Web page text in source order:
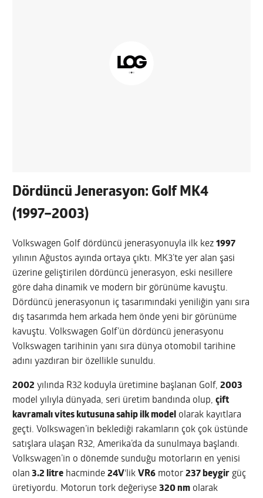
Dördüncü Jenerasyon: Golf MK4
(1997–2003)
Volkswagen Golf dördüncü jenerasyonuyla ilk kez1997
yılının Ağustos ayında ortaya çıktı. MK3’te yer alan şasi
üzerine geliştirilen dördüncü jenerasyon, eski nesillere
göre daha dinamik ve modern bir görünüme kavuştu.
Dördüncü jenerasyonun iç tasarımındaki yeniliğin yanı sıra
dış tasarımda hem arkada hem önde yeni bir görünüme
kavuştu. Volkswagen Golf’ün dördüncü jenerasyonu
Volkswagen tarihinin yanı sıra dünya otomobil tarihine
adını yazdıran bir özellikle sunuldu.
2002 yılında R32 koduyla üretimine başlanan Golf,2003
model yılıyla dünyada, seri üretim bandında olup,çift
kavramalı vites kutusuna sahip ilk model olarak kayıtlara
geçti. Volkswagen’in beklediği rakamların çok çok üstünde
satışlara ulaşan R32, Amerika’da da sunulmaya başlandı.
Volkswagen’in o dönemde sunduğu motorların en yenisi
olan 3.2 litre hacminde24V‘likVR6 motor237 beygir güç
üretiyordu. Motorun tork değeriyse320 nm olarak